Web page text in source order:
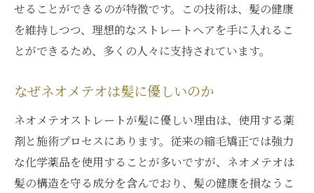
せることができるのが特徴です。この技術は、髪の健康
を維持しつつ、理想的なストレートヘアを手に入れるこ
とができるため、多くの人々に支持されています。
なぜネオメテオは髪に優しいのか
ネオメテオストレートが髪に優しい理由は、使用する薬
剤と施術プロセスにあります。従来の縮毛矯正では強力
な化学薬品を使用することが多いですが、ネオメテオは
髪の構造を守る成分を含んでおり、髪の健康を損なうこ